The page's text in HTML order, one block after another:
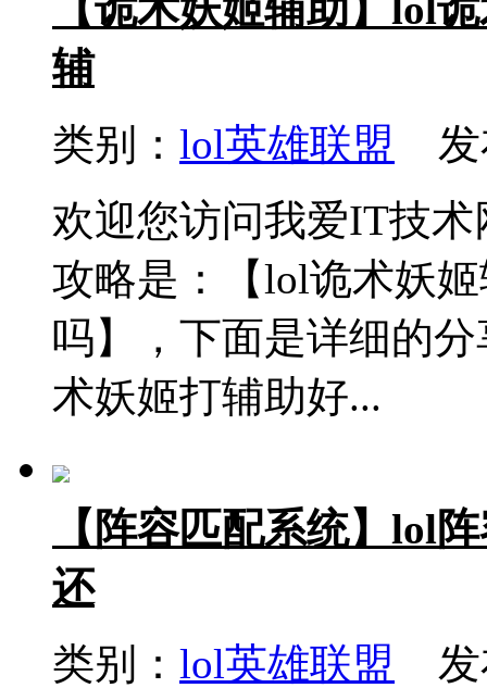
辅
类别： lol英雄联盟 发
欢迎您访问我爱IT技
攻略是：【lol诡术妖
吗】，下面是详细的
术妖姬打辅助好...
【阵容匹配系统】lol
还
类别： lol英雄联盟 发